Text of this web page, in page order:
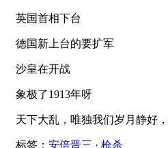
英国首相下台
德国新上台的要扩军
沙皇在开战
象极了1913年呀
天下大乱，唯独我们岁月静好
标签： 安倍晋三 · 枪杀